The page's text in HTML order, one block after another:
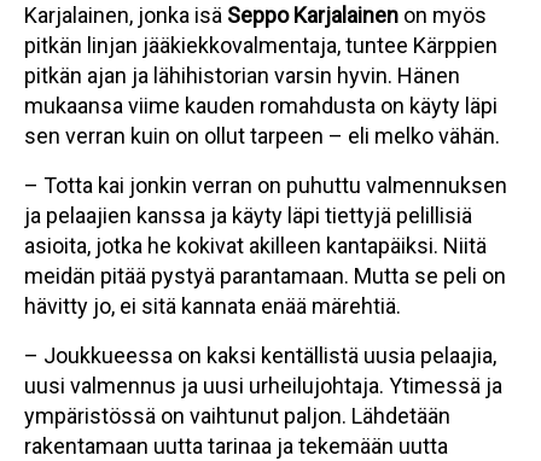
Karjalainen, jonka isä Seppo Karjalainen on myös
pitkän linjan jääkiekkovalmentaja, tuntee Kärppien
pitkän ajan ja lähihistorian varsin hyvin. Hänen
mukaansa viime kauden romahdusta on käyty läpi
sen verran kuin on ollut tarpeen – eli melko vähän.
– Totta kai jonkin verran on puhuttu valmennuksen
ja pelaajien kanssa ja käyty läpi tiettyjä pelillisiä
asioita, jotka he kokivat akilleen kantapäiksi. Niitä
meidän pitää pystyä parantamaan. Mutta se peli on
hävitty jo, ei sitä kannata enää märehtiä.
– Joukkueessa on kaksi kentällistä uusia pelaajia,
uusi valmennus ja uusi urheilujohtaja. Ytimessä ja
ympäristössä on vaihtunut paljon. Lähdetään
rakentamaan uutta tarinaa ja tekemään uutta